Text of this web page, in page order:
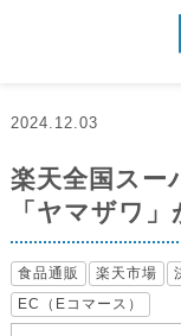
2024.12.03
楽天全国スー
「ヤマザワ」
食品通販 楽天市場
EC（Eコマース）